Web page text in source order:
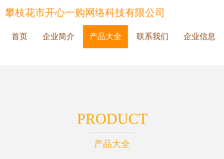
攀枝花市开心一购网络科技有限公司
首页 企业简介 产品大全 联系我们 企业信息
PRODUCT
产品大全